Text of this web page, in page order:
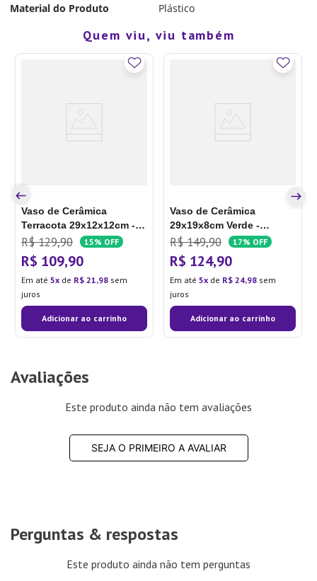
Material do Produto
Plástico
Quem viu, viu também
Vaso de Cerâmica
Terracota 29x12x12cm -
Hub.me
R$ 129,90 15% OFF
R$ 109,90
Em até 5 de R$ 21,98 sem
juros
Adicionar ao carrinho
Vaso de Cerâmica
29x19x8cm Verde -
Hub.me
R$ 149,90 17% OFF
R$ 124,90
Em até 5 de R$ 24,98 sem
juros
Adicionar ao carrinho
Avaliações
Este produto ainda não tem avaliações
SEJA O PRIMEIRO A AVALIAR
Perguntas & respostas
Este produto ainda não tem perguntas